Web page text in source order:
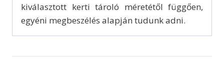
kiválasztott kerti tároló méretétől függően,
egyéni megbeszélés alapján tudunk adni.